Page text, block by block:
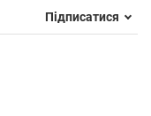
Підписатися